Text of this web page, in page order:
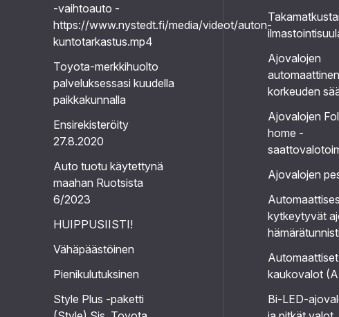
-vaihtoauto -
https://www.nystedt.fi/media/videot/auton-
kuntotarkastus.mp4
Toyota-merkkihuolto
palveluksessasi kuudella
paikkakunnalla
Ensirekisteröity
27.8.2020
Auto tuotu käytettynä
maahan Ruotsista
6/2023
HUIPPUSIISTI!
Vähäpäästöinen
Pienikulutuksinen
Style Plus -paketti
Ajovalojen
automaattinen
korkeuden
Ajovalojen
home -
Ajovalojen
kytkeytyvät
Automaattiset
kaukovalot
Bi-LED-